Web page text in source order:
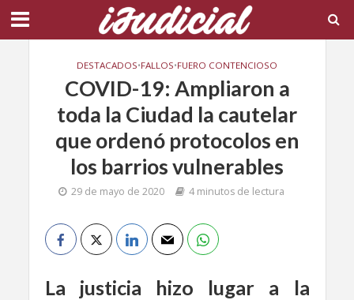
DESTACADOS•FALLOS•FUERO CONTENCIOSO
COVID-19: Ampliaron a
toda la Ciudad la cautelar
que ordenó protocolos en
los barrios vulnerables
29 de mayo de 2020 4 minutos de lectura
La justicia hizo lugar a la